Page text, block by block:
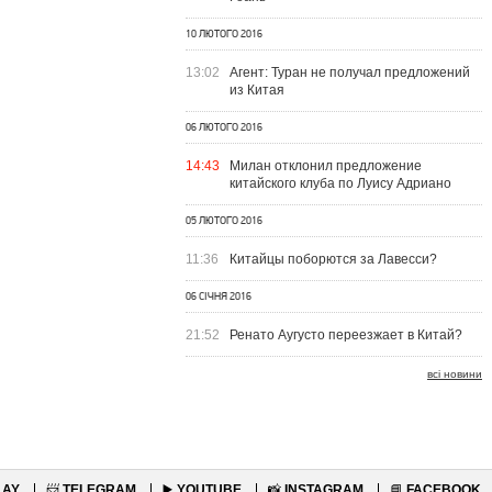
10 ЛЮТОГО 2016
13:02
Агент: Туран не получал предложений
из Китая
06 ЛЮТОГО 2016
14:43
Милан отклонил предложение
китайского клуба по Луису Адриано
05 ЛЮТОГО 2016
11:36 Китайцы поборются за Лавесси?
06 СІЧНЯ 2016
21:52 Ренато Аугусто переезжает в Китай?
всі новини